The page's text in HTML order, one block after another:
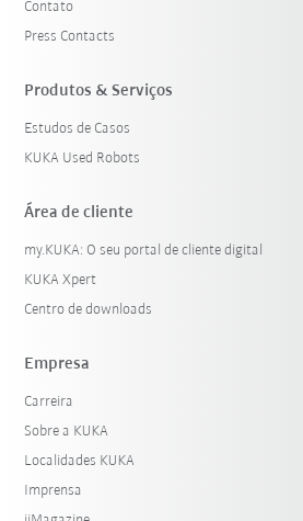
Contato
Press Contacts
Produtos & Serviços
Estudos de Casos
KUKA Used Robots
Área de cliente
my.KUKA: O seu portal de cliente digital
KUKA Xpert
Centro de downloads
Empresa
Carreira
Sobre a KUKA
Localidades KUKA
Imprensa